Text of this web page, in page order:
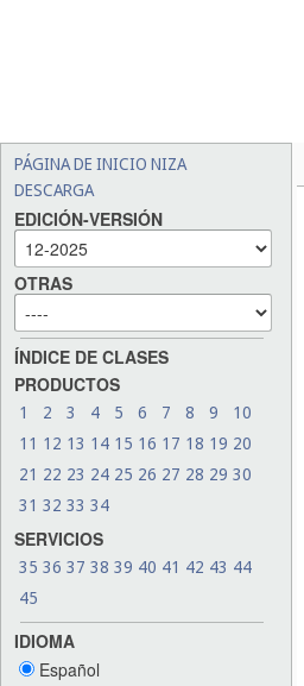
PÁGINA DE INICIO NIZA
DESCARGA
EDICIÓN-VERSIÓN
OTRAS
ÍNDICE DE CLASES
PRODUCTOS
1 2 3 4 5 6 7 8 9
10
11 12 13 14 15 16 17 18 19 20
21 22 23 24 25 26 27 28 29 30
31 32 33 34
SERVICIOS
35 36 37 38 39 40 41 42 43 44
45
IDIOMA
Español